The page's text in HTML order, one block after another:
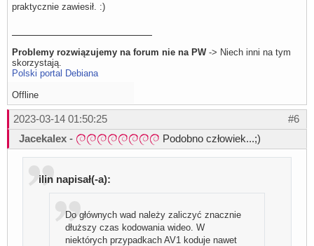
praktycznie zawiesił. :)
Problemy rozwiązujemy na forum nie na PW-> Niech inni na tym
skorzystają.
Polski portal Debiana
Offline
#6
2023-03-14 01:50:25
Jacekalex - Podobno człowiek...;)
ilin napisał(-a):
Do głównych wad należy zaliczyć znacznie
dłuższy czas kodowania wideo. W
niektórych przypadkach AV1 koduje nawet